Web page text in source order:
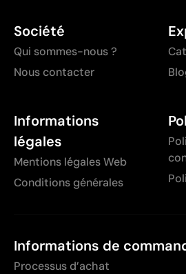
Société
Qui sommes-nous ?
Nous contacter
Informations
légales
Mentions légales Web
Conditions générales
Informations de
Processus d’achat